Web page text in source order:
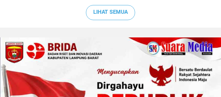
LIHAT SEMUA